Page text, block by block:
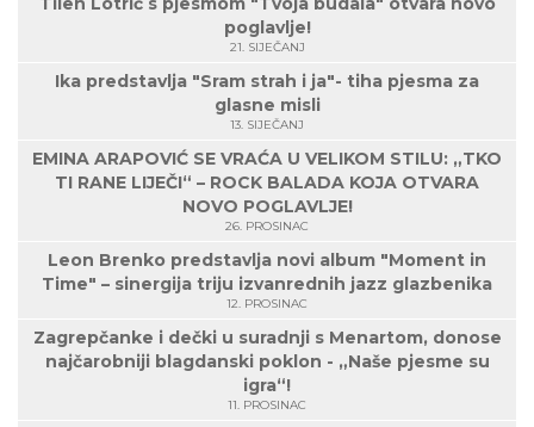
poglavlje!
21. SIJEČANJ
Ika predstavlja "Sram strah i ja"- tiha pjesma za
glasne misli
13. SIJEČANJ
EMINA ARAPOVIĆ SE VRAĆA U VELIKOM STILU: „TKO
TI RANE LIJEČI“ – ROCK BALADA KOJA OTVARA
NOVO POGLAVLJE!
26. PROSINAC
Leon Brenko predstavlja novi album "Moment in
Time" – sinergija triju izvanrednih jazz glazbenika
12. PROSINAC
Zagrepčanke i dečki u suradnji s Menartom, donose
najčarobniji blagdanski poklon - „Naše pjesme su
igra“!
11. PROSINAC